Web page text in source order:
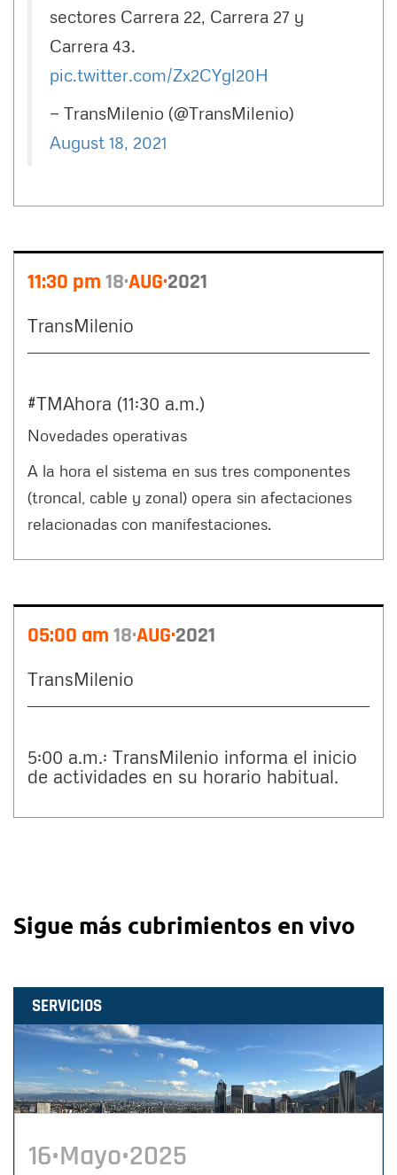
sectores Carrera 22, Carrera 27 y
Carrera 43.
pic.twitter.com/Zx2CYgl20H
— TransMilenio (@TransMilenio)
August 18, 2021
11:30 pm 18 AUG 2021
TransMilenio
#TMAhora (11:30 a.m.)
Novedades operativas
A la hora el sistema en sus tres componentes
(troncal, cable y zonal) opera sin afectaciones
relacionadas con manifestaciones.
05:00 am 18 AUG 2021
TransMilenio
5:00 a.m.: TransMilenio informa el inicio
de actividades en su horario habitual.
Sigue más cubrimientos en vivo
SERVICIOS
16•Mayo•2025